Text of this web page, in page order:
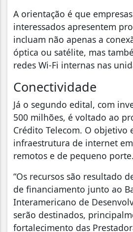
A orientação é que
interessados apresentem
incluam não apenas a
óptica ou satélite, mas
redes Wi-Fi internas nas
Conectividade
Já o segundo edital, com
500 milhões, é voltado ao
Crédito Telecom. O objetivo
infraestrutura de internet
remotos e de pequeno porte.
“Os recursos são resultado
de financiamento junto ao
Interamericano de
serão destinados,
fortalecimento das